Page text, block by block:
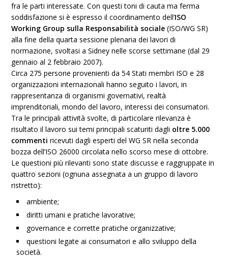
fra le parti interessate. Con questi toni di cauta ma ferma
soddisfazione si è espresso il coordinamento dell’ISO
Working Group sulla Responsabilità sociale (ISO/WG SR)
alla fine della quarta sessione plenaria dei lavori di
normazione, svoltasi a Sidney nelle scorse settimane (dal 29
gennaio al 2 febbraio 2007).
Circa 275 persone provenienti da 54 Stati membri ISO e 28
organizzazioni internazionali hanno seguito i lavori, in
rappresentanza di organismi governativi, realtà
imprenditoriali, mondo del lavoro, interessi dei consumatori.
Tra le principali attività svolte, di particolare rilevanza è
risultato il lavoro sui temi principali scaturiti dagli oltre 5.000
commenti ricevuti dagli esperti del WG SR nella seconda
bozza dell’ISO 26000 circolata nello scorso mese di ottobre.
Le questioni più rilevanti sono state discusse e raggruppate in
quattro sezioni (ognuna assegnata a un gruppo di lavoro
ristretto):
ambiente;
diritti umani e pratiche lavorative;
governance e corrette pratiche organizzative;
questioni legate ai consumatori e allo sviluppo della
società.